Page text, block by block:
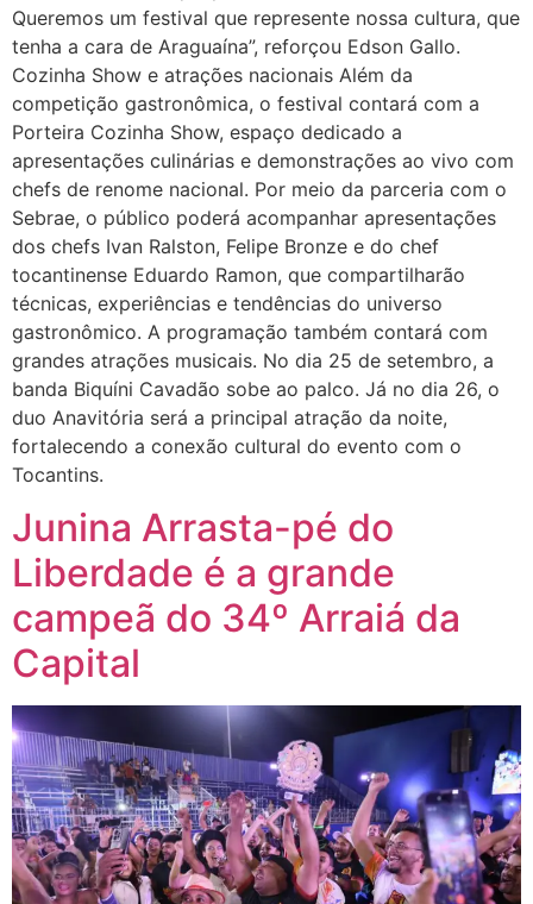
Queremos um festival que represente nossa cultura, que
tenha a cara de Araguaína”, reforçou Edson Gallo.
Cozinha Show e atrações nacionais Além da
competição gastronômica, o festival contará com a
Porteira Cozinha Show, espaço dedicado a
apresentações culinárias e demonstrações ao vivo com
chefs de renome nacional. Por meio da parceria com o
Sebrae, o público poderá acompanhar apresentações
dos chefs Ivan Ralston, Felipe Bronze e do chef
tocantinense Eduardo Ramon, que compartilharão
técnicas, experiências e tendências do universo
gastronômico. A programação também contará com
grandes atrações musicais. No dia 25 de setembro, a
banda Biquíni Cavadão sobe ao palco. Já no dia 26, o
duo Anavitória será a principal atração da noite,
fortalecendo a conexão cultural do evento com o
Tocantins.
Junina Arrasta-pé do
Liberdade é a grande
campeã do 34º Arraiá da
Capital